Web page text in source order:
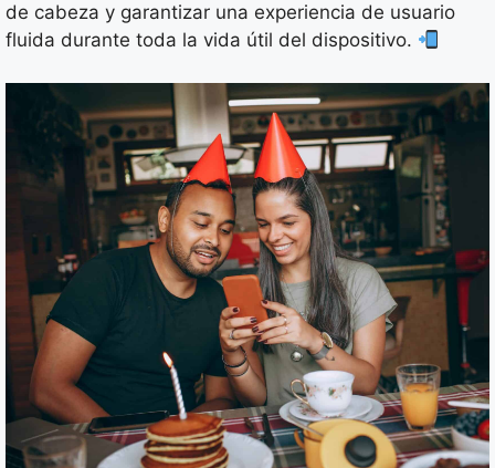
de cabeza y garantizar una experiencia de usuario
fluida durante toda la vida útil del dispositivo.